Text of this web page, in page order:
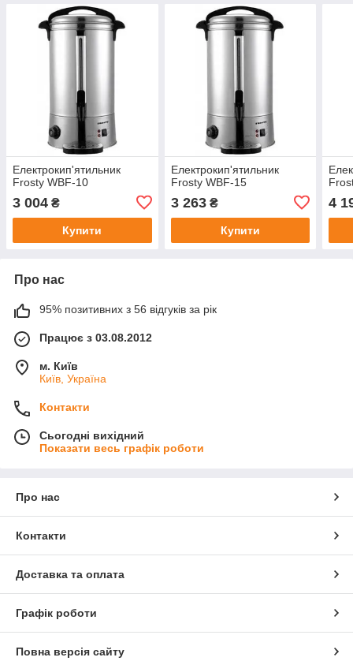
Електрокип'ятильник
Frosty WBF-10
3 004 ₴
Купити
Електрокип'ятильник
Frosty WBF-15
3 263₴
Купити
4
Про нас
95% позитивних з 56 відгуків за рік
Працює з 03.08.2012
м. Київ
Київ, Україна
Контакти
Сьогодні вихідний
Показати весь графік роботи
Про нас
Контакти
Доставка та оплата
Графік роботи
Повна версія сайту